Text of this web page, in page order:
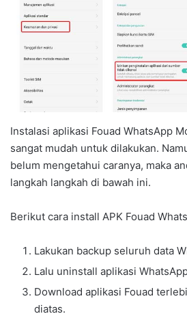
Instalasi aplikasi Fouad WhatsApp
sangat mudah untuk dilakukan.
belum mengetahui caranya, maka
langkah langkah di bawah ini.
Berikut cara install APK Fouad
Lakukan backup seluruh data
Lalu uninstall aplikasi
Download aplikasi Fouad
diatas.